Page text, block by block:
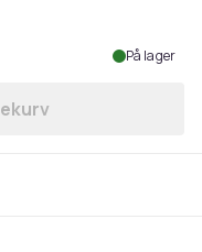
På lager
Gardena